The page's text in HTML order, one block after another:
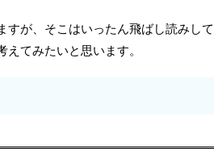
が、そこはいったん飛ばし読みして
てみたいと思います。